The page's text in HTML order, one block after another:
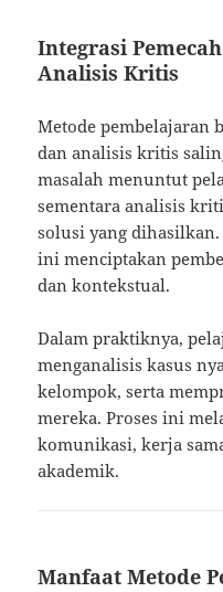
Integrasi
Analisis Kritis
Metode pembelajaran
dan analisis kritis
masalah menuntut
sementara analisis
solusi yang
ini menciptakan
dan kontekstual.
Dalam praktiknya,
menganalisis kasus
kelompok, serta
mereka. Proses ini
komunikasi, kerja
akademik.
Manfaat Metode